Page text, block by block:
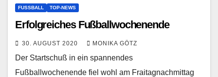
FUSSBALL TOP-NEWS
Erfolgreiches Fußballwochenende
30. AUGUST 2020 MONIKA GÖTZ
Der Startschuß in ein spannendes
Fußballwochenende fiel wohl am Fraitagnachmittag